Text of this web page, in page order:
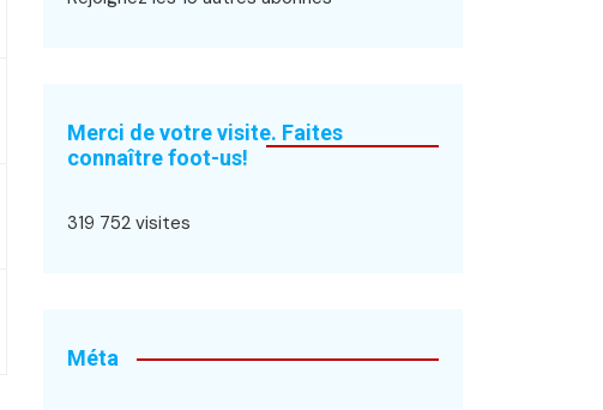
Merci de votre visite. Faites
connaître foot-us!
319 752 visites
Méta